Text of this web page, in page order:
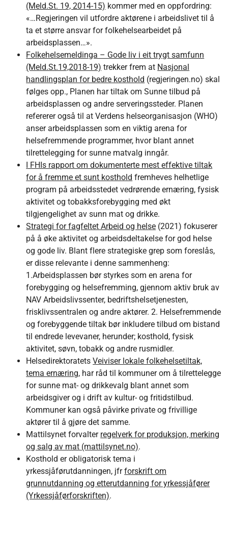
(Meld.St. 19, 2014-15) kommer med en oppfordring:
«…Regjeringen vil utfordre aktørene i arbeidslivet til å
ta et større ansvar for folkehelsearbeidet på
arbeidsplassen…».
Folkehelsemeldinga – Gode liv i eit trygt samfunn
(Meld.St.19,2018-19) trekker frem at Nasjonal
handlingsplan for bedre kosthold (regjeringen.no) skal
følges opp., Planen har tiltak om Sunne tilbud på
arbeidsplassen og andre serveringssteder. Planen
refererer også til at Verdens helseorganisasjon (WHO)
anser arbeidsplassen som en viktig arena for
helsefremmende programmer, hvor blant annet
tilrettelegging for sunne matvalg inngår.
I FHIs rapport om dokumenterte mest effektive tiltak
for å fremme et sunt kosthold fremheves helhetlige
program på arbeidsstedet vedrørende ernæring, fysisk
aktivitet og tobakksforebygging med økt
tilgjengelighet av sunn mat og drikke.
Strategi for fagfeltet Arbeid og helse (2021) fokuserer
på å øke aktivitet og arbeidsdeltakelse for god helse
og gode liv. Blant flere strategiske grep som foreslås,
er disse relevante i denne sammenheng:
1.Arbeidsplassen bør styrkes som en arena for
forebygging og helsefremming, gjennom aktiv bruk av
NAV Arbeidslivssenter, bedriftshelsetjenesten,
frisklivssentralen og andre aktører. 2. Helsefremmende
og forebyggende tiltak bør inkludere tilbud om bistand
til endrede levevaner, herunder; kosthold, fysisk
aktivitet, søvn, tobakk og andre rusmidler.
HelsedirektoratetsVeiviser lokale folkehelsetiltak,
tema ernæring, har råd til kommuner om å tilrettelegge
for sunne mat- og drikkevalg blant annet som
arbeidsgiver og i drift av kultur- og fritidstilbud.
Kommuner kan også påvirke private og frivillige
aktører til å gjøre det samme.
Mattilsynet forvalter regelverk for produksjon, merking
og salg av mat (mattilsynet.no).
Kosthold er obligatorisk tema i
yrkessjåførutdanningen, jfrforskrift om
grunnutdanning og etterutdanning for yrkessjåfører
(Yrkessjåførforskriften).